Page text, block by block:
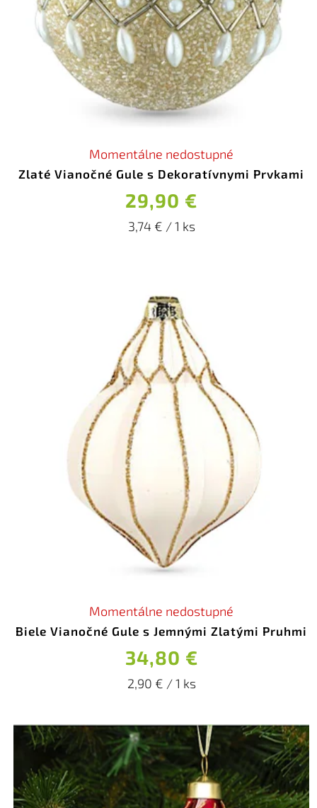
Zlaté Vianočné Gule s Dekoratívnymi Prvkami
Momentálne nedostupné
29,90 €
3,74 € / 1 ks
Biele Vianočné Gule s Jemnými Zlatými Pruhmi
Momentálne nedostupné
34,80 €
2,90 € / 1 ks